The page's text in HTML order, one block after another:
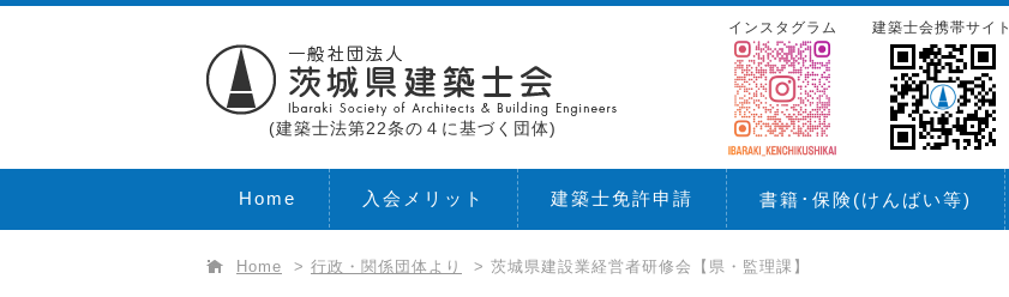
(建築士法第22条の４に基づく団体)
建築士会携帯サイト
インスタグラム
Home 入会メリット 建築士免許申請 書籍･保険(けんばい等)
Home > 行政・関係団体より > 茨城県建設業経営者研修会【県・監理課】